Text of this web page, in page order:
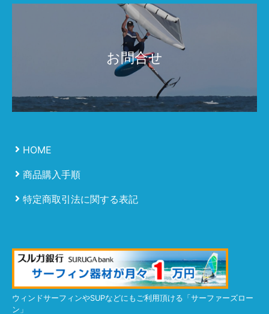
お問合せ
HOME
商品購入手順
特定商取引法に関する表記
ウィンドサーフィンやSUPなどにもご利用頂ける「サーファーズロー
ン」